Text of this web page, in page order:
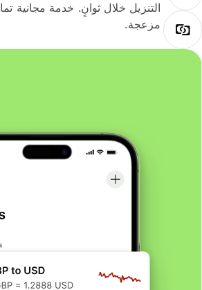
التنزيل خلال ثوانٍ. خدمة مجانية
مزعجة.